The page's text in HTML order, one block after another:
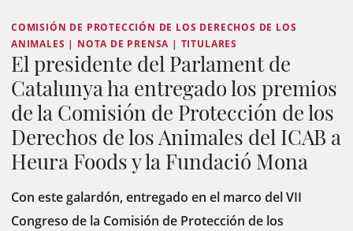
COMISIÓN DE PROTECCIÓN DE LOS DERECHOS DE LOS
ANIMALES | NOTA DE PRENSA | TITULARES
El presidente del Parlament de
Catalunya ha entregado los premios
de la Comisión de Protección de los
Derechos de los Animales del ICAB a
Heura Foods y la Fundació Mona
Con este galardón, entregado en el marco del VII
Congreso de la Comisión de Protección de los